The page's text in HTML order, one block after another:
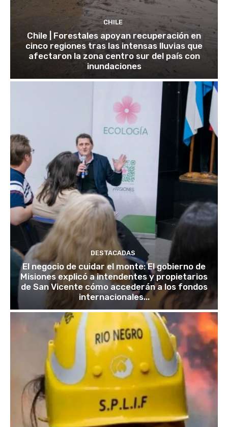
CHILE
Chile | Forestales apoyan recuperación en
cinco regiones tras las intensas lluvias que
afectaron la zona centro sur del país con
inundaciones
DESTACADAS
El negocio de cuidar el monte: El gobierno de
Misiones explicó a intendentes y propietarios
de San Vicente cómo accederán a los fondos
internacionales...